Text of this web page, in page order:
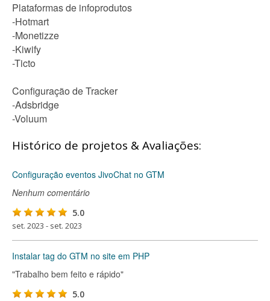
Plataformas de infoprodutos
-Hotmart
-Monetizze
-Kiwify
-Ticto
Configuração de Tracker
-Adsbridge
-Voluum
Histórico de projetos & Avaliações:
Configuração eventos JivoChat no GTM
Nenhum comentário
5.0
set. 2023 - set. 2023
Instalar tag do GTM no site em PHP
"Trabalho bem feito e rápido"
5.0